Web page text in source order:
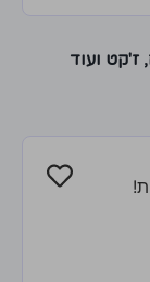
ז'קט ועוד